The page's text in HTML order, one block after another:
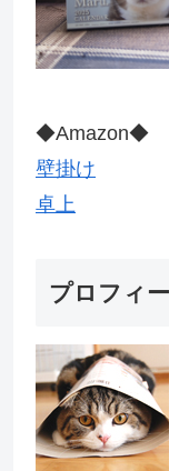
◆Amazon◆
壁掛け
卓上
プロフィ